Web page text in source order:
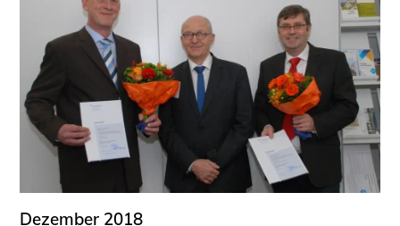
Dezember 2018